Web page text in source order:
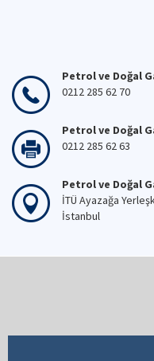
Petrol ve Doğal
0212 285 62 70
Petrol ve Doğal
0212 285 62 63
Petrol ve Doğal
İTÜ Ayazağa
İstanbul